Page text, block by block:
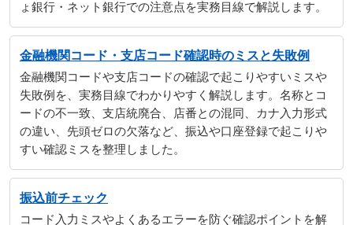
ょ銀行・ネット銀行での注意点を実務目線で解説します。
金融機関コード・支店コード確認時のミスと失敗例
金融機関コードや支店コードの確認で起こりやすいミスや
失敗例を、実務目線でわかりやすく解説します。名称とコ
ードの不一致、支店統廃合、店番との混同、カナ入力形式
の違い、先頭ゼロの欠落など、振込や口座登録で起こりや
すい確認ミスを整理しました。
振込前チェック
コード入力ミスやよくあるエラーを防ぐ確認ポイントを解